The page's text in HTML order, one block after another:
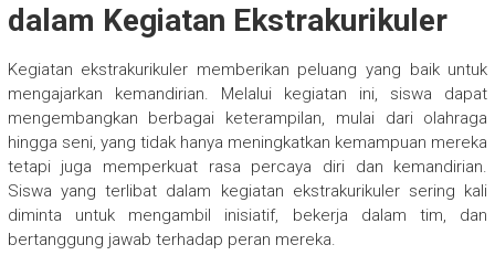
dalam Kegiatan Ekstrakurikuler
Kegiatan ekstrakurikuler memberikan peluang yang baik untuk
mengajarkan kemandirian. Melalui kegiatan ini, siswa dapat
mengembangkan berbagai keterampilan, mulai dari olahraga
hingga seni, yang tidak hanya meningkatkan kemampuan mereka
tetapi juga memperkuat rasa percaya diri dan kemandirian.
Siswa yang terlibat dalam kegiatan ekstrakurikuler sering kali
diminta untuk mengambil inisiatif, bekerja dalam tim, dan
bertanggung jawab terhadap peran mereka.